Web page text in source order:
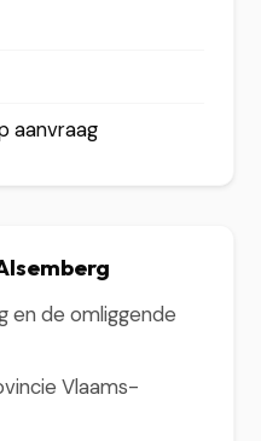
aanvraag
en de omliggende
Vlaams-